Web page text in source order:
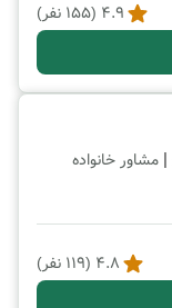
4.9
(
155 نفر)
| مشاور خانواده
4.8
(
119 نفر)